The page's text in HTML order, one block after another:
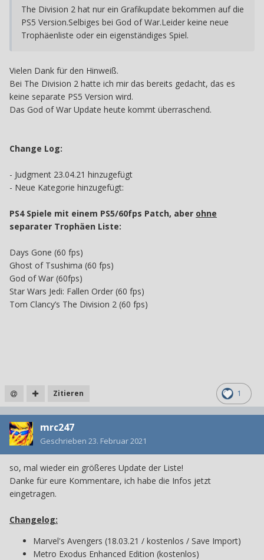
The Division 2 hat nur ein Grafikupdate bekommen auf die
PS5 Version.Selbiges bei God of War.Leider keine neue
Trophäenliste oder ein eigenständiges Spiel.
Vielen Dank für den Hinweiß.
Bei The Division 2 hatte ich mir das bereits gedacht, das es
keine separate PS5 Version wird.
Das God of War Update heute kommt überraschend.
Change Log:
- Judgment 23.04.21 hinzugefügt
- Neue Kategorie hinzugefügt:
PS4 Spiele mit einem PS5/60fps Patch, aber ohne
separater Trophäen Liste:
Days Gone (60 fps)
Ghost of Tsushima (60 fps)
God of War (60fps)
Star Wars Jedi: Fallen Order (60 fps)
Tom Clancy’s The Division 2 (60 fps)
1
Zitieren
mrc247
Geschrieben 23. Februar 2021
so, mal wieder ein größeres Update der Liste!
Danke für eure Kommentare, ich habe die Infos jetzt
eingetragen.
Changelog:
Marvel's Avengers (18.03.21 / kostenlos / Save Import)
Metro Exodus Enhanced Edition (kostenlos)